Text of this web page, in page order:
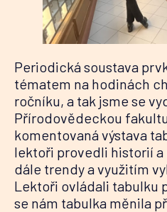
Periodická soustava
tématem na hodinách
ročníku, a tak jsme se
Přírodovědeckou
komentovaná výstava
lektoři provedli historií
dále trendy a využitím
Lektoři ovládali tabulku
se nám tabulka měnila